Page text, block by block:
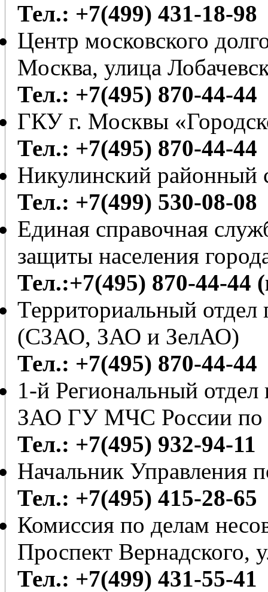
Тел.: +7(499) 431-18-98
Центр московского
Москва, улица
Тел.: +7(495) 870-44-44
ГКУ г. Москвы
Тел.: +7(495) 870-44-44
Никулинский районный
Тел.: +7(499) 530-08-08
Единая справочная
защиты населения
Тел.:+7(495) 870-44-44
Территориальный
(СЗАО, ЗАО и ЗелАО)
Тел.: +7(495) 870-44-44
1-й Региональный отдел
ЗАО ГУ МЧС России по
Тел.: +7(495) 932-94-11
Начальник
Тел.: +7(495) 415-28-65
Комиссия по делам
Проспект Вернадского,
Тел.: +7(499) 431-55-41